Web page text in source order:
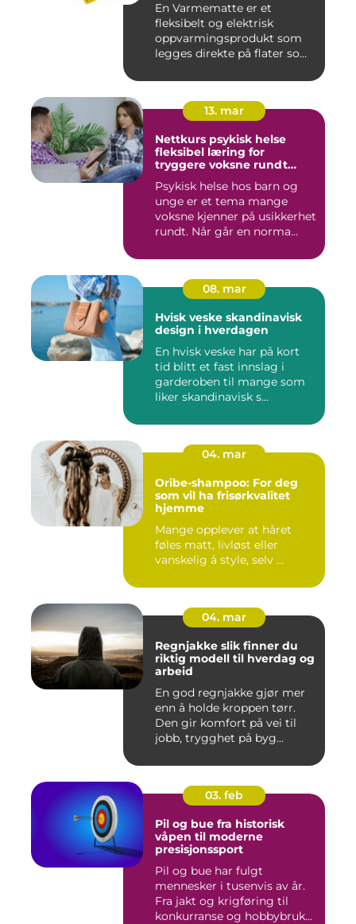
En Varmematte er et
fleksibelt og elektrisk
oppvarmingsprodukt som
legges direkte på flater som
13. mar
Nettkurs psykisk helse
fleksibel læring for
tryggere voksne rundt
Psykisk helse hos barn og
unge er et tema mange
voksne kjenner på usikkerhet
rundt. Når går en norma...
08. mar
Hvisk veske skandinavisk
design i hverdagen
En hvisk veske har på kort
tid blitt et fast innslag i
garderoben til mange som
liker skandinavisk s...
04. mar
Oribe-shampoo: For deg
som vil ha frisørkvalitet
hjemme
Mange opplever at håret
føles matt, livløst eller
vanskelig å style, selv ...
04. mar
Regnjakke slik finner du
riktig modell til hverdag og
arbeid
En god regnjakke gjør mer
enn å holde kroppen tørr.
Den gir komfort på vei til
jobb, trygghet på byg...
03. feb
Pil og bue fra historisk
våpen til moderne
presisjonssport
Pil og bue har fulgt
mennesker i tusenvis av år.
Fra jakt og krigføring til
konkurranse og hobbybruk...